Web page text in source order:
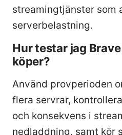
streamingtjänster som
serverbelastning.
Hur testar jag
köper?
Använd provperioden
flera servrar,
och konsekvens i
nedladdning, samt kör